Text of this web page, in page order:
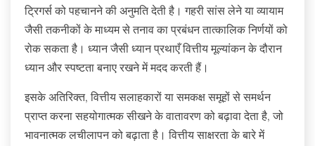
ट्रिगर्स को पहचानने की अनुमति देती है। गहरी सांस लेने या व्यायाम
जैसी तकनीकों के माध्यम से तनाव का प्रबंधन तात्कालिक निर्णयों को
रोक सकता है। ध्यान जैसी ध्यान प्रथाएँ वित्तीय मूल्यांकन के दौरान
ध्यान और स्पष्टता बनाए रखने में मदद करती हैं।
इसके अतिरिक्त, वित्तीय सलाहकारों या समकक्ष समूहों से समर्थन
प्राप्त करना सहयोगात्मक सीखने के वातावरण को बढ़ावा देता है, जो
भावनात्मक लचीलापन को बढ़ाता है। वित्तीय साक्षरता के बारे में